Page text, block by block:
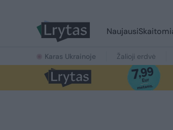
Naujausi
Karas Ukrainoje Žalioji erdvė